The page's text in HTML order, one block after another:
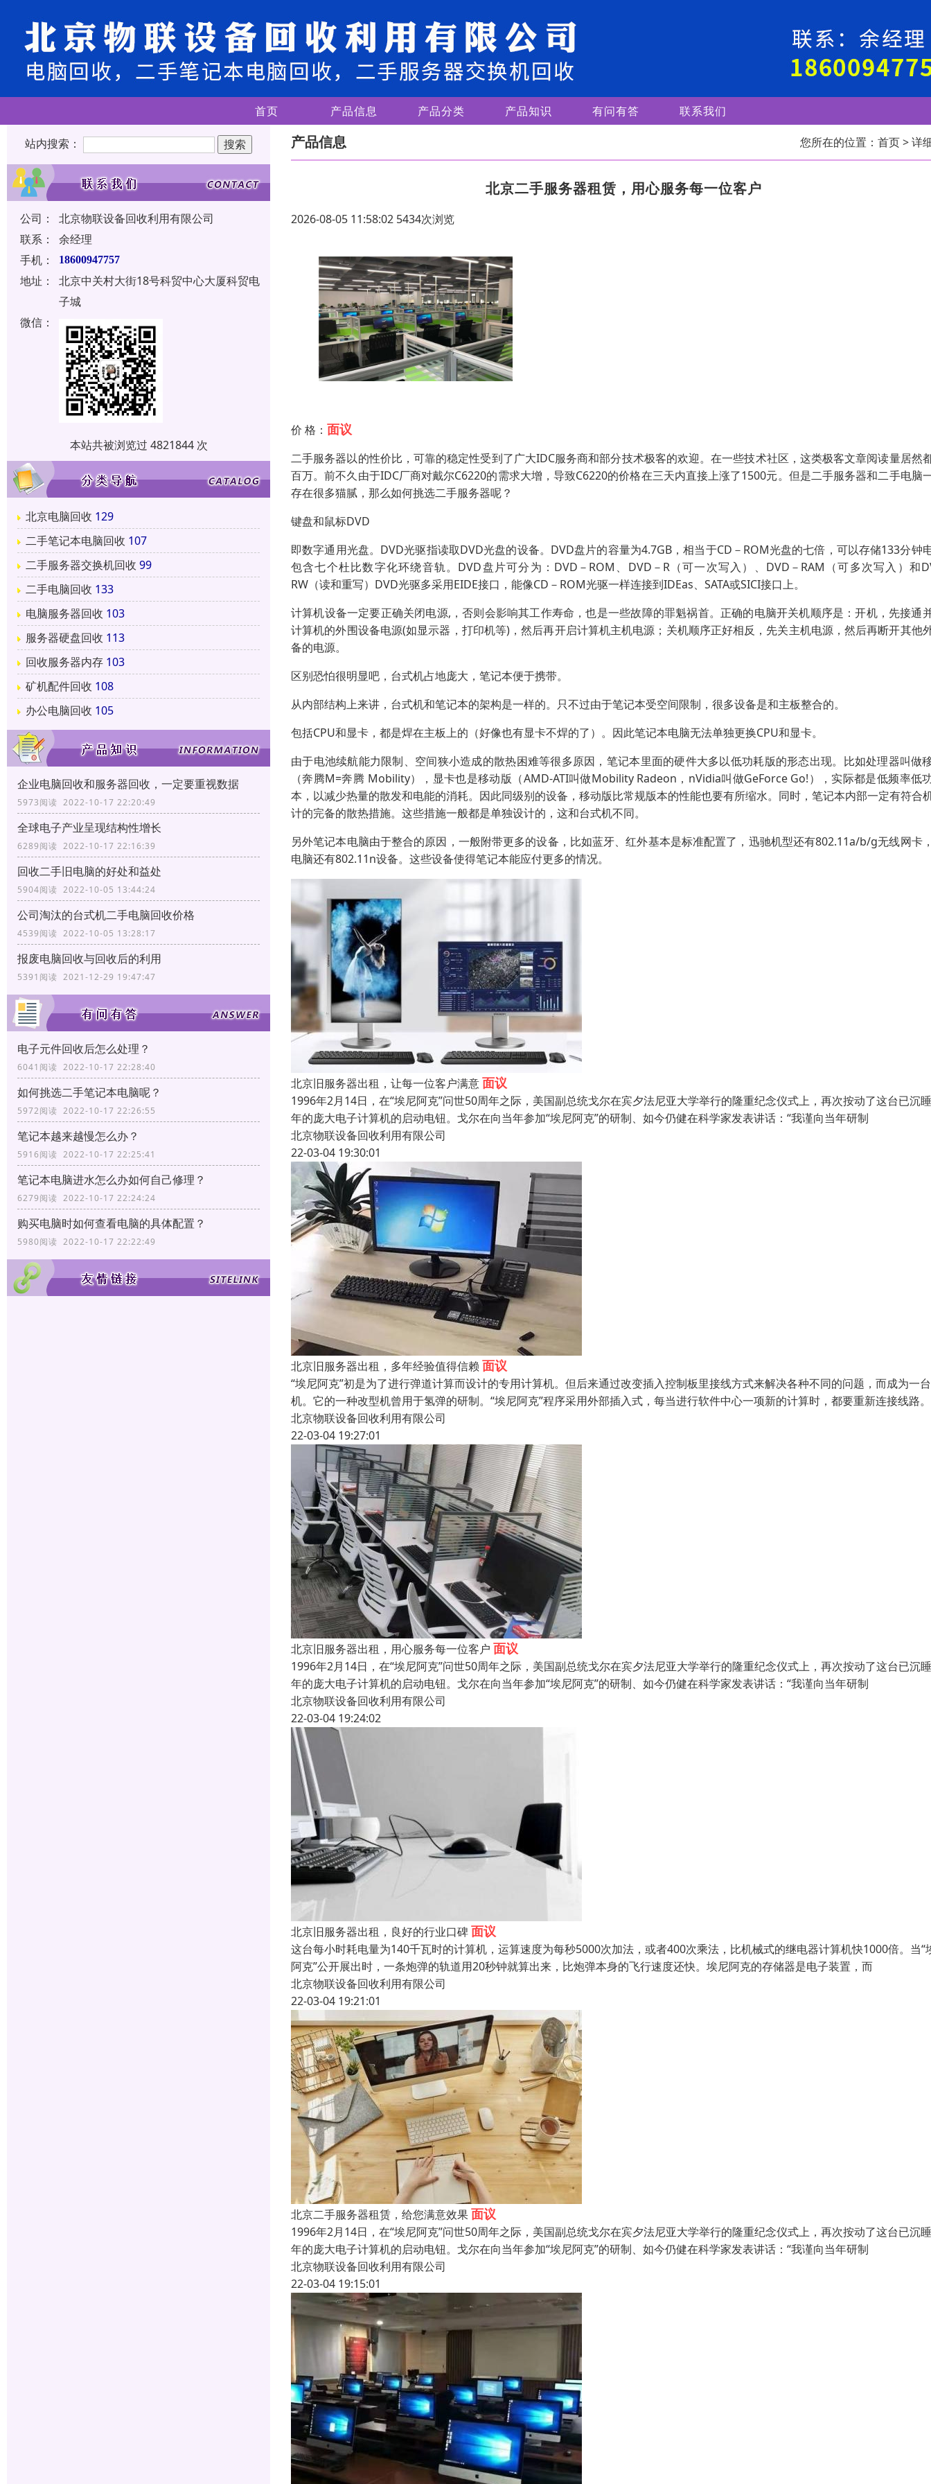
首页 产品信息 产品分类 产品知识 有问有答 联系我们
站内搜索：
公司：
北京物联设备回收利用有限公司
联系：
余经理
手机：
18600947757
地址：
北京中关村大街18号科贸中心大厦科贸电
子城
微信：
本站共被浏览过 4821844 次
北京电脑回收 129
二手笔记本电脑回收 107
二手服务器交换机回收 99
二手电脑回收 133
电脑服务器回收 103
服务器硬盘回收 113
回收服务器内存 103
矿机配件回收 108
办公电脑回收 105
企业电脑回收和服务器回收，一定要重视数据
5973阅读 2022-10-17 22:20:49
全球电子产业呈现结构性增长
6289阅读 2022-10-17 22:16:39
回收二手旧电脑的好处和益处
5904阅读 2022-10-05 13:44:24
公司淘汰的台式机二手电脑回收价格
4539阅读 2022-10-05 13:28:17
报废电脑回收与回收后的利用
5391阅读 2021-12-29 19:47:47
电子元件回收后怎么处理？
6041阅读 2022-10-17 22:28:40
如何挑选二手笔记本电脑呢？
5972阅读 2022-10-17 22:26:55
笔记本越来越慢怎么办？
5916阅读 2022-10-17 22:25:41
笔记本电脑进水怎么办如何自己修理？
6279阅读 2022-10-17 22:24:24
购买电脑时如何查看电脑的具体配置？
5980阅读 2022-10-17 22:22:49
产品信息 您所在的位置： 首页> 详
北京二手服务器租赁，用心服务每一位客户
2026-08-05 11:58:02 5434次浏览
价 格： 面议
二手服务器以的性价比，可靠的稳定性受到了广大IDC服务商和部分技术极客的欢迎。在一些技术社区，这类极客文章阅读量居然
百万。前不久由于IDC厂商对戴尔C6220的需求大增，导致C6220的价格在三天内直接上涨了1500元。但是二手服务器和二手电脑
存在很多猫腻，那么如何挑选二手服务器呢？
键盘和鼠标DVD
即数字通用光盘。DVD光驱指读取DVD光盘的设备。DVD盘片的容量为4.7GB，相当于CD－ROM光盘的七倍，可以存储133分钟
包含七个杜比数字化环绕音轨。DVD盘片可分为：DVD－ROM、DVD－R（可一次写入）、DVD－RAM（可多次写入）和
RW（读和重写）DVD光驱多采用EIDE接口，能像CD－ROM光驱一样连接到IDEas、SATA或SICI接口上。
计算机设备一定要正确关闭电源,，否则会影响其工作寿命，也是一些故障的罪魁祸首。正确的电脑开关机顺序是：开机，先接通
计算机的外围设备电源(如显示器，打印机等)，然后再开启计算机主机电源；关机顺序正好相反，先关主机电源，然后再断开其他
备的电源。
区别恐怕很明显吧，台式机占地庞大，笔记本便于携带。
从内部结构上来讲，台式机和笔记本的架构是一样的。只不过由于笔记本受空间限制，很多设备是和主板整合的。
包括CPU和显卡，都是焊在主板上的（好像也有显卡不焊的了）。因此笔记本电脑无法单独更换CPU和显卡。
由于电池续航能力限制、空间狭小造成的散热困难等很多原因，笔记本里面的硬件大多以低功耗版的形态出现。比如处理器叫做
（奔腾M=奔腾 Mobility），显卡也是移动版（AMD-ATI叫做Mobility Radeon，nVidia叫做GeForce Go!），实际都是低频率低
本，以减少热量的散发和电能的消耗。因此同级别的设备，移动版比常规版本的性能也要有所缩水。同时，笔记本内部一定有符合
计的完备的散热措施。这些措施一般都是单独设计的，这和台式机不同。
另外笔记本电脑由于整合的原因，一般附带更多的设备，比如蓝牙、红外基本是标准配置了，迅驰机型还有802.11a/b/g无线网卡
电脑还有802.11n设备。这些设备使得笔记本能应付更多的情况。
北京旧服务器出租，让每一位客户满意面议
1996年2月14日，在“埃尼阿克”问世50周年之际，美国副总统戈尔在宾夕法尼亚大学举行的隆重纪念仪式上，再次按动了这台已沉
年的庞大电子计算机的启动电钮。戈尔在向当年参加“埃尼阿克”的研制、如今仍健在科学家发表讲话：“我谨向当年研制
北京物联设备回收利用有限公司
22-03-04 19:30:01
北京旧服务器出租，多年经验值得信赖 面议
“埃尼阿克”初是为了进行弹道计算而设计的专用计算机。但后来通过改变插入控制板里接线方式来解决各种不同的问题，而成为一
机。它的一种改型机曾用于氢弹的研制。“埃尼阿克”程序采用外部插入式，每当进行软件中心一项新的计算时，都要重新连接线路。
北京物联设备回收利用有限公司
22-03-04 19:27:01
北京旧服务器出租，用心服务每一位客户 面议
1996年2月14日，在“埃尼阿克”问世50周年之际，美国副总统戈尔在宾夕法尼亚大学举行的隆重纪念仪式上，再次按动了这台已沉
年的庞大电子计算机的启动电钮。戈尔在向当年参加“埃尼阿克”的研制、如今仍健在科学家发表讲话：“我谨向当年研制
北京物联设备回收利用有限公司
22-03-04 19:24:02
北京旧服务器出租，良好的行业口碑面议
这台每小时耗电量为140千瓦时的计算机，运算速度为每秒5000次加法，或者400次乘法，比机械式的继电器计算机快1000倍。当“
阿克”公开展出时，一条炮弹的轨道用20秒钟就算出来，比炮弹本身的飞行速度还快。埃尼阿克的存储器是电子装置，而
北京物联设备回收利用有限公司
22-03-04 19:21:01
北京二手服务器租赁，给您满意效果面议
1996年2月14日，在“埃尼阿克”问世50周年之际，美国副总统戈尔在宾夕法尼亚大学举行的隆重纪念仪式上，再次按动了这台已沉
年的庞大电子计算机的启动电钮。戈尔在向当年参加“埃尼阿克”的研制、如今仍健在科学家发表讲话：“我谨向当年研制
北京物联设备回收利用有限公司
22-03-04 19:15:01